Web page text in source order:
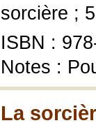
sorcière ;
ISBN :
Notes :
La